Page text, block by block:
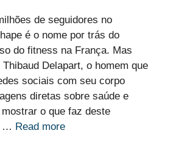
de seguidores no
é o nome por trás do
do fitness na França. Mas
Delapart, o homem que
sociais com seu corpo
diretas sobre saúde e
o que faz deste
… Read more